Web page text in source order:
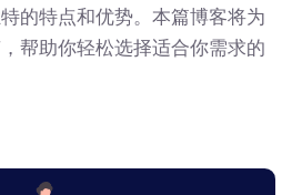
的特点和优势。本篇博客将为
帮助你轻松选择适合你需求的